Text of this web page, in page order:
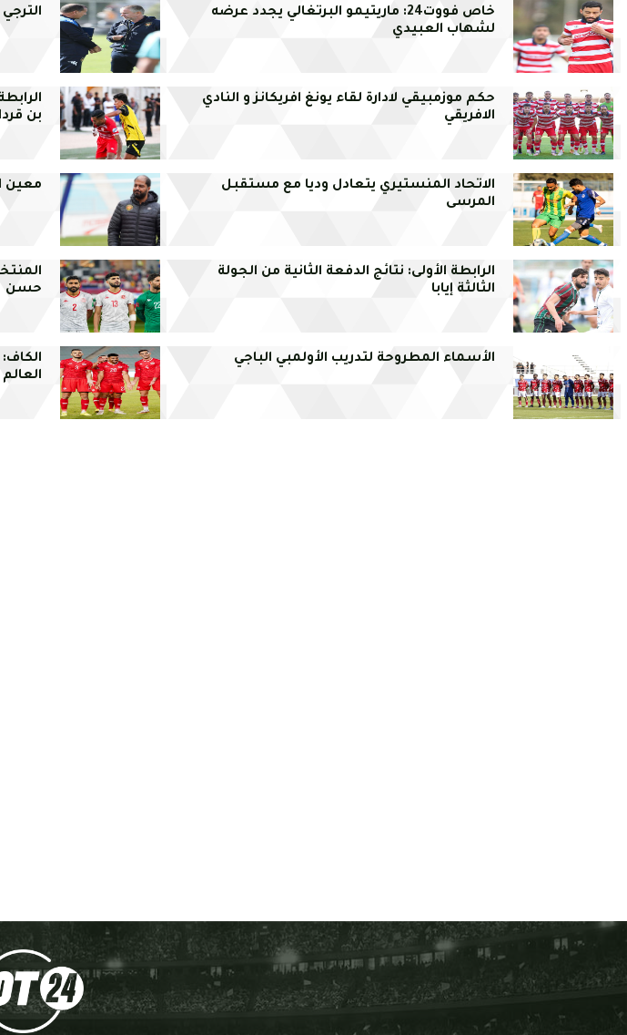
خاص فووت24: ماريتيمو البرتغالي يجدد عرضه
لشهاب العبيدي
حكم موزمبيقي لادارة لقاء يونغ افريكانز و النادي
الافريقي
بن
الاتحاد المنستيري يتعادل وديا مع مستقبل
المرسى
معين
الرابطة الأولى: نتائج الدفعة الثانية من الجولة
الثالثة إيابا
حسن
الأسماء المطروحة لتدريب الأولمبي الباجي